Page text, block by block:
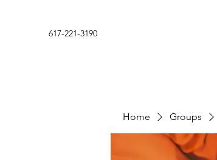
617-221-3190
Home Groups